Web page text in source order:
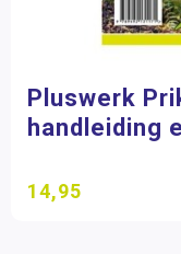
Pluswerk
handleiding
14,95